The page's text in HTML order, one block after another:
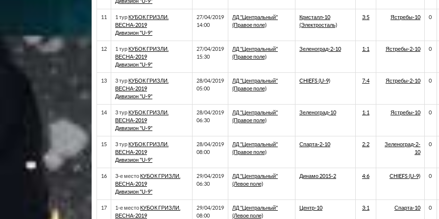
11 1 турКУБОК ГРИЗЛИ.
ВЕСНА-2019
Дивизион "U-9"
27/04/2019
14:00
ЛД "Центральный"
(Правое поле)
Кристалл-10
(Электросталь)
3:5 Ястребы-10 0
12 1 турКУБОК ГРИЗЛИ.
ВЕСНА-2019
Дивизион "U-9"
27/04/2019
15:30
ЛД "Центральный"
(Правое поле)
Зеленоград-2-10 1:1 Ястребы-2-10 0
13 3 турКУБОК ГРИЗЛИ.
ВЕСНА-2019
Дивизион "U-9"
28/04/2019
05:00
ЛД "Центральный"
(Правое поле)
CHIEFS (U-9) 7:4 Ястребы-2-10 0
14 3 турКУБОК ГРИЗЛИ.
ВЕСНА-2019
Дивизион "U-9"
28/04/2019
06:30
ЛД "Центральный"
(Правое поле)
Зеленоград-10 1:1 Ястребы-10 0
15 3 турКУБОК ГРИЗЛИ.
ВЕСНА-2019
Дивизион "U-9"
28/04/2019
08:00
ЛД "Центральный"
(Правое поле)
Спарта-2-10 2:2
Зеленоград-2-
10
0
16 3-е местоКУБОК ГРИЗЛИ.
ВЕСНА-2019
Дивизион "U-9"
29/04/2019
06:30
ЛД "Центральный"
(Левое поле)
Динамо 2015-2 4:6 CHIEFS (U-9) 0
17 1-е местоКУБОК ГРИЗЛИ.
ВЕСНА-2019
29/04/2019
08:00
ЛД "Центральный"
(Левое поле)
Центр-10 3:1 Спарта-10 0